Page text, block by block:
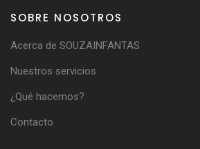
SOBRE NOSOTROS
Acerca de SOUZAINFANTAS
Nuestros servicios
¿Qué hacemos?
Contacto